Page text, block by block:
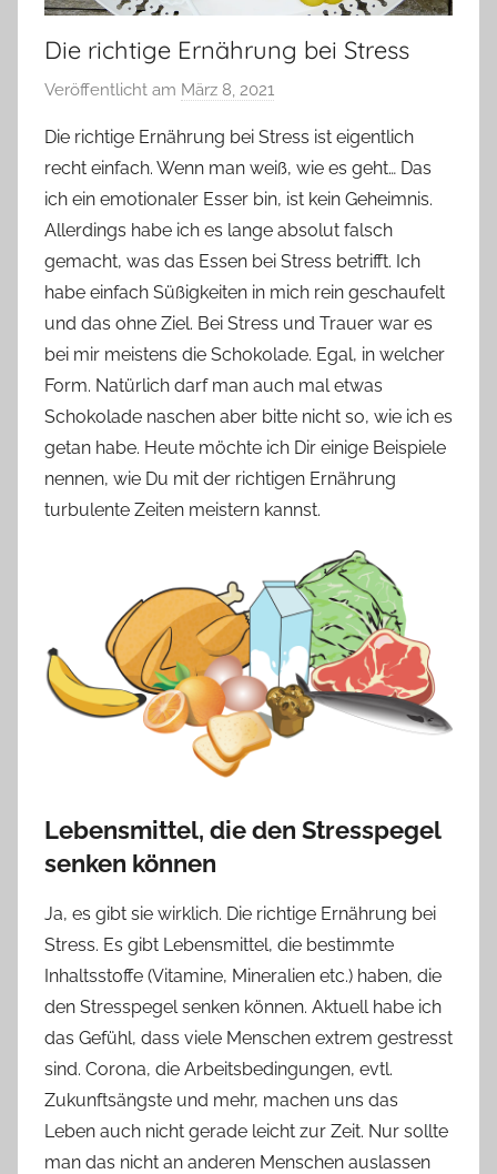
Die richtige Ernährung bei Stress
Veröffentlicht am März 8, 2021
n
Y
v
o
n
n
e
Die richtige Ernährung bei Stress ist eigentlich
recht einfach. Wenn man weiß, wie es geht… Das
ich ein emotionaler Esser bin, ist kein Geheimnis.
Allerdings habe ich es lange absolut falsch
gemacht, was das Essen bei Stress betrifft. Ich
habe einfach Süßigkeiten in mich rein geschaufelt
und das ohne Ziel. Bei Stress und Trauer war es
bei mir meistens die Schokolade. Egal, in welcher
Form. Natürlich darf man auch mal etwas
Schokolade naschen aber bitte nicht so, wie ich es
getan habe. Heute möchte ich Dir einige Beispiele
nennen, wie Du mit der richtigen Ernährung
turbulente Zeiten meistern kannst.
Lebensmittel, die den Stresspegel
senken können
Ja, es gibt sie wirklich. Die richtige Ernährung bei
Stress. Es gibt Lebensmittel, die bestimmte
Inhaltsstoffe (Vitamine, Mineralien etc.) haben, die
den Stresspegel senken können. Aktuell habe ich
das Gefühl, dass viele Menschen extrem gestresst
sind. Corona, die Arbeitsbedingungen, evtl.
Zukunftsängste und mehr, machen uns das
Leben auch nicht gerade leicht zur Zeit. Nur sollte
man das nicht an anderen Menschen auslassen